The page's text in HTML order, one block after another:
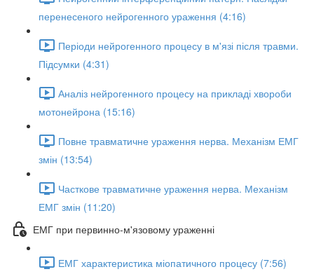
перенесеного нейрогенного ураження (4:16)
Періоди нейрогенного процесу в м'язі після травми.
Підсумки (4:31)
Аналіз нейрогенного процесу на прикладі хвороби
мотонейрона (15:16)
Повне травматичне ураження нерва. Механізм ЕМГ
змін (13:54)
Часткове травматичне ураження нерва. Механізм
ЕМГ змін (11:20)
ЕМГ при первинно-м'язовому ураженні
ЕМГ характеристика міопатичного процесу (7:56)